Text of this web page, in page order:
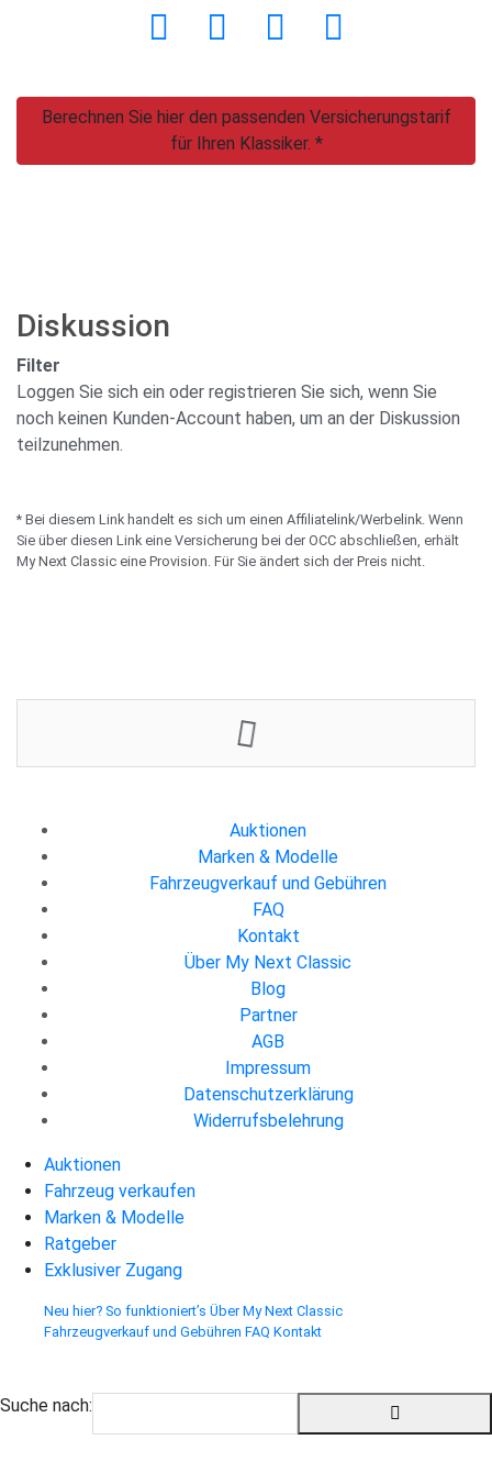
Berechnen Sie hier den passenden Versicherungstarif
für Ihren Klassiker. *
Diskussion
Filter
Loggen Sie sich ein oder registrieren Sie sich, wenn Sie
noch keinen Kunden-Account haben, um an der Diskussion
teilzunehmen.
* Bei diesem Link handelt es sich um einen Affiliatelink/Werbelink. Wenn
Sie über diesen Link eine Versicherung bei der OCC abschließen, erhält
My Next Classic eine Provision. Für Sie ändert sich der Preis nicht.
Jetzt bieten
Auktionen
Marken & Modelle
Fahrzeugverkauf und Gebühren
FAQ
Kontakt
Über My Next Classic
Blog
Partner
AGB
Impressum
Datenschutzerklärung
Widerrufsbelehrung
Auktionen
Fahrzeug verkaufen
Marken & Modelle
Ratgeber
Exklusiver Zugang
Neu hier? So funktioniert’s Über My Next Classic
Fahrzeugverkauf und Gebühren FAQ Kontakt
Suche nach: